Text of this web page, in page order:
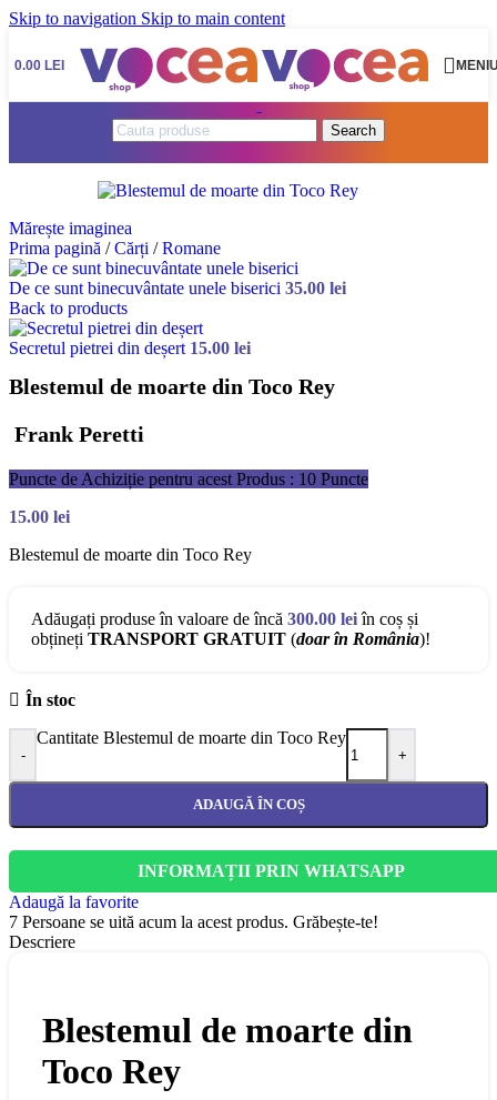
Skip to navigation Skip to main content
0.00 LEI
Search
Mărește imaginea
Prima pagină / Cărți / Romane
De ce sunt binecuvântate unele biserici 35.00 lei
Back to products
Secretul pietrei din deșert 15.00 lei
Blestemul de moarte din Toco Rey
Frank Peretti
Puncte de Achiziție pentru acest Produs : 10 Puncte
15.00 lei
Blestemul de moarte din Toco Rey
Adăugați produse în valoare de încă 300.00 leiîn coș și
obțineți TRANSPORT GRATUIT (doar în România)!
În stoc
-
Cantitate Blestemul de moarte din Toco Rey
+
ADAUGĂ ÎN COȘ
INFORMAȚII PRIN WHATSAPP
Adaugă la favorite
7 Persoane se uită acum la acest produs. Grăbește-te!
Descriere
Blestemul de moarte din
Toco Rey